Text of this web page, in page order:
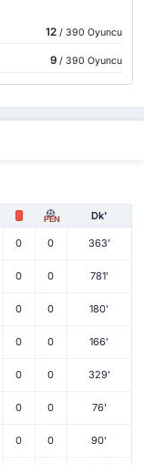
12/ 390 Oyuncu
9/ 390 Oyuncu
PEN Dk'
0 0 363'
0 0 781'
0 0 180'
0 0 166'
0 0 329'
0 0 76'
0 0 90'